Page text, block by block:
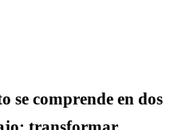
se comprende en dos